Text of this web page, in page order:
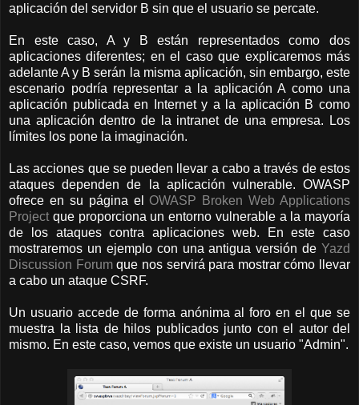
aplicación del servidor B sin que el usuario se percate.
En este caso, A y B están representados como dos
aplicaciones diferentes; en el caso que explicaremos más
adelante A y B serán la misma aplicación, sin embargo, este
escenario podría representar a la aplicación A como una
aplicación publicada en Internet y a la aplicación B como
una aplicación dentro de la intranet de una empresa. Los
límites los pone la imaginación.
Las acciones que se pueden llevar a cabo a través de estos
ataques dependen de la aplicación vulnerable. OWASP
ofrece en su página el OWASP Broken Web Applications
Project que proporciona un entorno vulnerable a la mayoría
de los ataques contra aplicaciones web. En este caso
mostraremos un ejemplo con una antigua versión de Yazd
Discussion Forumque nos servirá para mostrar cómo llevar
a cabo un ataque CSRF.
Un usuario accede de forma anónima al foro en el que se
muestra la lista de hilos publicados junto con el autor del
mismo. En este caso, vemos que existe un usuario "Admin".